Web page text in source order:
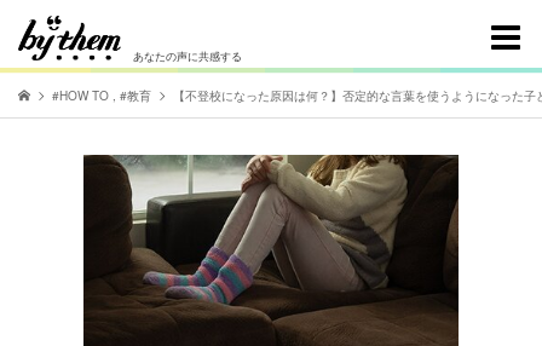
あなたの声に共感する
#HOW TO , #教育 【不登校になった原因は何？】否定的な言葉を使うようになった子